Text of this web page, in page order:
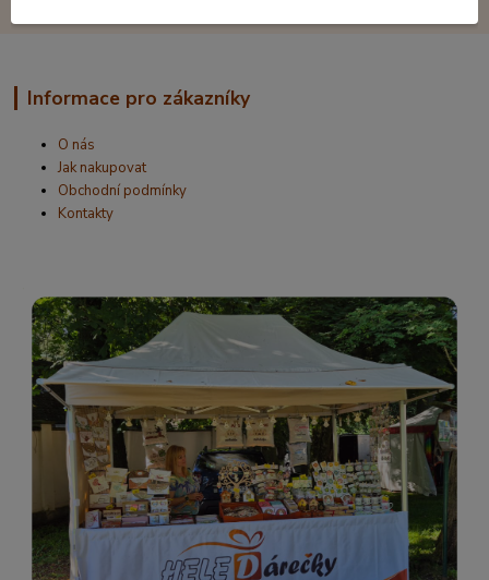
Informace pro zákazníky
O nás
Jak nakupovat
Obchodní podmínky
Kontakty